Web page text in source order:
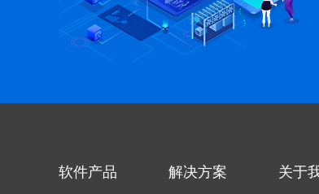
软件产品 解决方案 关于